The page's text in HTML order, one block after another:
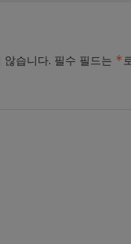
않습니다. 필수 필드는 *